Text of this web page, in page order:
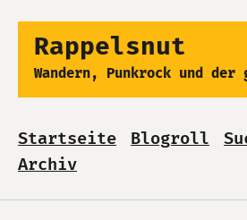
Rappelsnut
Wandern, Punkrock und der
Startseite Blogroll
Archiv